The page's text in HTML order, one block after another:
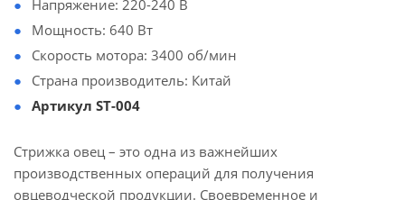
Напряжение: 220-240 В
Мощность: 640 Вт
Скорость мотора: 3400 об/мин
Страна производитель: Китай
Артикул ST-004
Стрижка овец – это одна из важнейших
производственных операций для получения
овцеводческой продукции. Своевременное и